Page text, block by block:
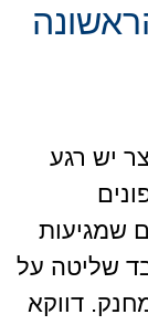
יש רגע
שמגיעות
שליטה על
דווקא